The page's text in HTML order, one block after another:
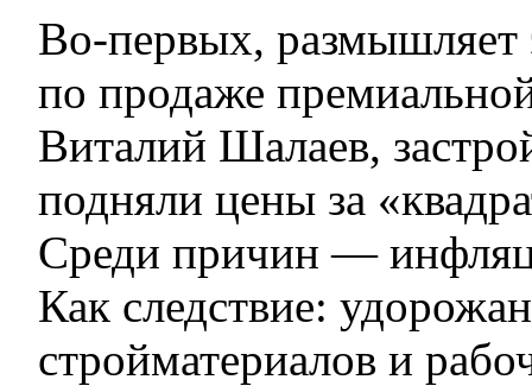
Во-первых, размышляет
по продаже
Виталий Шалаев,
подняли цены за
Среди причин —
Как следствие:
стройматериалов и